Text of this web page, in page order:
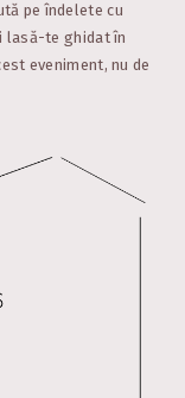
pe îndelete cu
lasă-te ghidat în
eveniment, nu de